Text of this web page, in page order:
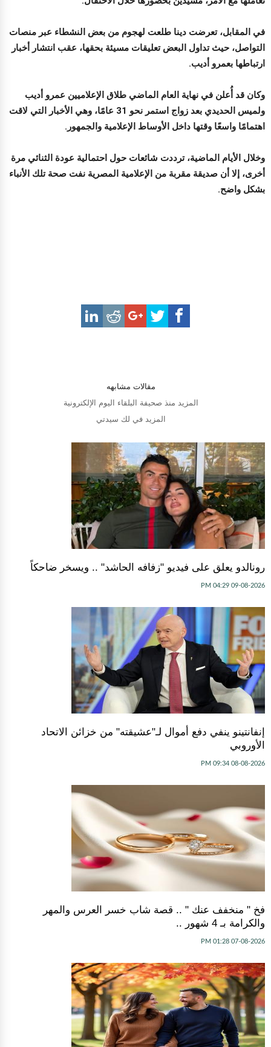
في المقابل، تعرضت دينا طلعت لهجوم من بعض النشطاء عبر منصات
التواصل، حيث تداول البعض تعليقات مسيئة بحقها، عقب انتشار أخبار
ارتباطها بعمرو أديب.
وكان قد أُعلن في نهاية العام الماضي طلاق الإعلاميين عمرو أديب
ولميس الحديدي بعد زواج استمر نحو 31 عامًا، وهي الأخبار التي لاقت
اهتمامًا واسعًا وقتها داخل الأوساط الإعلامية والجمهور.
وخلال الأيام الماضية، ترددت شائعات حول احتمالية عودة الثنائي مرة
أخرى، إلا أن صديقة مقربة من الإعلامية المصرية نفت صحة تلك الأنباء
بشكل واضح.
مقالات مشابهه
المزيد منذ صحيفة البلقاء اليوم الإلكترونية
المزيد في لك سيدتي
رونالدو يعلق على فيديو "زفافه الحاشد" .. ويسخر ضاحكاً
09-08-2026 04:29 PM
إنفانتينو ينفي دفع أموال لـ"عشيقته" من خزائن الاتحاد
الأوروبي
08-08-2026 09:34 PM
فخ " منخفف عنك " .. قصة شاب خسر العرس والمهر
والكرامة بـ 4 شهور ..
07-08-2026 01:28 PM